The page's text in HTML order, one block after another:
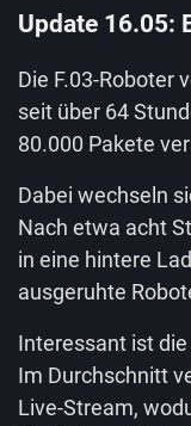
Update 16.05:
Die F.03-Roboter
seit über 64
80.000 Pakete
Dabei wechseln
Nach etwa acht
in eine hintere
ausgeruhte
Interessant ist
Im Durchschnitt
Live-Stream,